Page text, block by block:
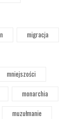
migracja
mniejszości
monarchia
muzułmanie